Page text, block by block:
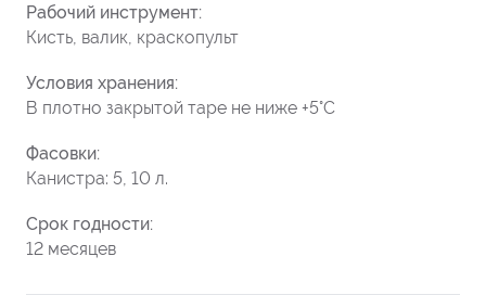
Рабочий инструмент:
Кисть, валик, краскопульт
Условия хранения:
В плотно закрытой таре не ниже +5°C
Фасовки:
Канистра: 5, 10 л.
Срок годности:
12 месяцев